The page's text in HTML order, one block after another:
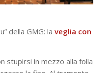
della GMG: la veglia con
stupirsi in mezzo alla folla